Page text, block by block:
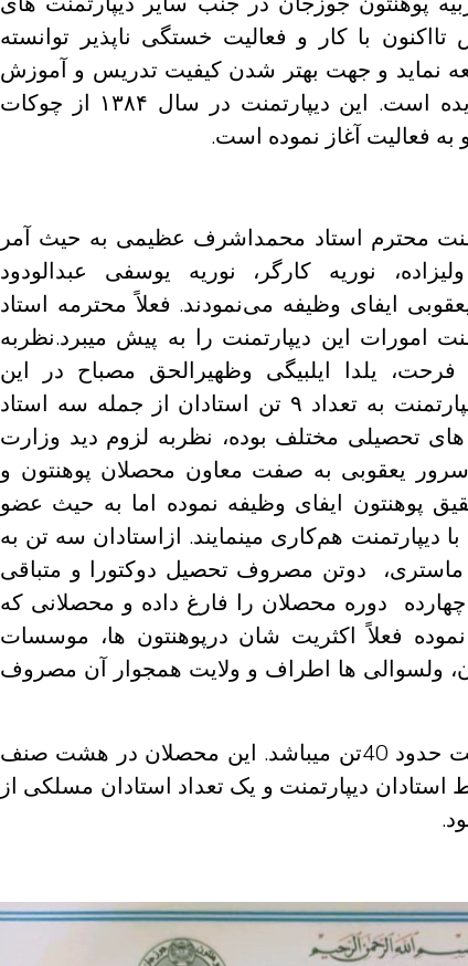
با کار و فعالیت خستگی ناپذیر توانسته
نماید و جهت بهتر شدن کیفیت تدریس و آموزش
از هیچگونه سعی و تلاش دریغ نورزیده است. این دیپارتمنت در سال ۱۳۸۴ از چوکات
فعالیت آغاز نموده است.
محترم استاد محمداشرف عظیمی به حیث آمر
نوریه کارگر، نوریه یوسفی عبدالودود
ایفای وظیفه می‌نمودند. فعلاً محترمه استاد
امورات این دیپارتمنت را به پیش میبرد.نظربه
یلدا ایلبیگی وظهیرالحق مصباح در این
دیپارتمنت جذب گردیده اند. دراین دیپارتمنت به تعداد ۹ تن استادان از جمله سه استاد
تحصیلی مختلف بوده، نظربه لزوم دید وزارت
یعقوبی به صفت معاون محصلان پوهنتون و
پوهنتون ایفای وظیفه نموده اما به حیث عضو
دیپارتمنت هم‌کاری مینمایند. ازاستادان سه تن به
دوتن مصروف تحصیل دوکتورا و متباقی
چهارده دوره محصلان را فارغ داده و محصلانی که
فعلاً اکثریت شان درپوهنتون ها، موسسات
ولسوالی ها اطراف و ولایت همجوار آن مصروف
حدود 40تن میباشد. این محصلان در هشت صنف
دیپارتمنت و یک تعداد استادان مسلکی از